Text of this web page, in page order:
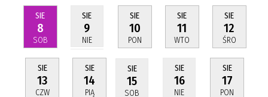
SIE
8
SOB
SIE
9
NIE
SIE
10
PON
SIE
11
WTO
SIE
12
ŚRO
SIE
13
CZW
SIE
14
PIĄ
SIE
15
SOB
SIE
16
NIE
SIE
17
PON